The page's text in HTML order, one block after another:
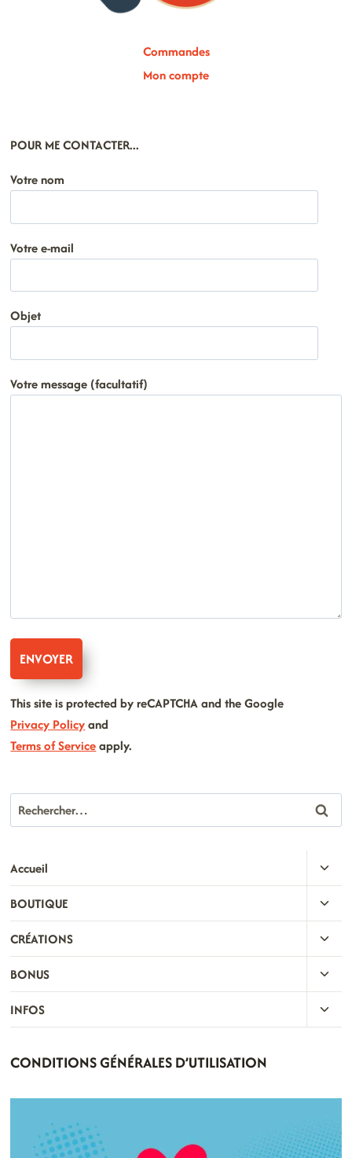
Commandes
Mon compte
POUR ME CONTACTER...
Votre nom
Votre e-mail
Objet
Votre message (facultatif)
This site is protected by reCAPTCHA and the Google
Privacy Policyand
Terms of Serviceapply.
Rechercher :
Accueil
LE
MENU
BOUTIQUE
LE
MENU
CRÉATIONS
LE
MENU
BONUS
LE
MENU
INFOS
LE
CONDITIONS GÉNÉRALES D’UTILISATION